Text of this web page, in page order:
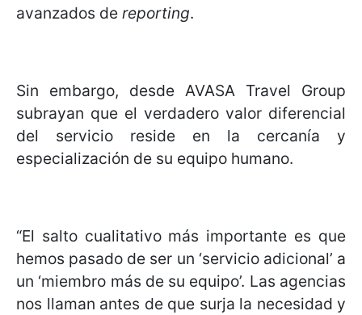
avanzados de reporting.
Sin embargo, desde AVASA Travel Group
subrayan que el verdadero valor diferencial
del servicio reside en la cercanía y
especialización de su equipo humano.
“El salto cualitativo más importante es que
hemos pasado de ser un ‘servicio adicional’ a
un ‘miembro más de su equipo’. Las agencias
nos llaman antes de que surja la necesidad y